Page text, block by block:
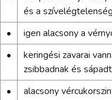
és a
•
igen alacsony a
•
keringési zavarai
zsibbadnak és
•
alacsony